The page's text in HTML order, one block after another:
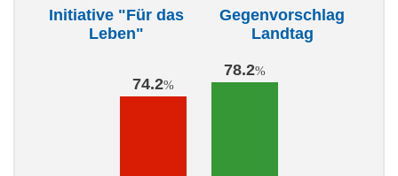
Initiative "Für das
Leben"
74.2%
Gegenvorschlag
Landtag
78.2%